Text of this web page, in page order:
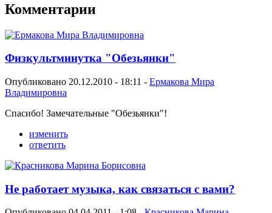
Комментарии
Физкультминутка "Обезьянки"
Опубликовано 20.12.2010 - 18:11 - Ермакова Мира
Владимировна
Спасибо! Замечательные "Обезьянки"!
изменить
ответить
Не работает музыка, как связаться с вами?